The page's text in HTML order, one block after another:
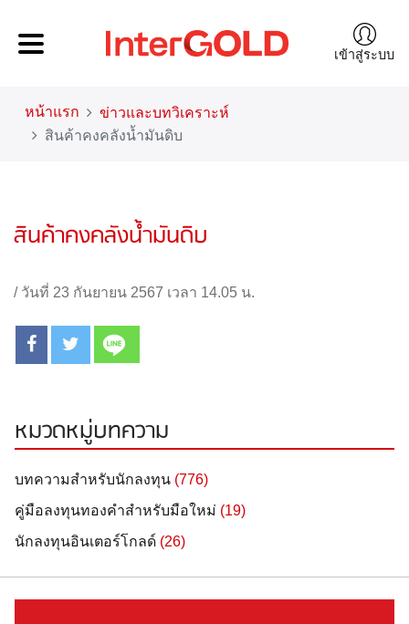
เข้าสู่ระบบ
หน้าแรก
ข่าวและบทวิเคราะห์
สินค้าคงคลังน้ำมันดิบ
สินค้าคงคลังน้ำมันดิบ
/ วันที่ 23 กันยายน 2567 เวลา 14.05 น.
หมวดหมู่บทความ
บทความสำหรับนักลงทุน (776)
คู่มือลงทุนทองคำสำหรับมือใหม่ (19)
นักลงทุนอินเตอร์โกลด์ (26)